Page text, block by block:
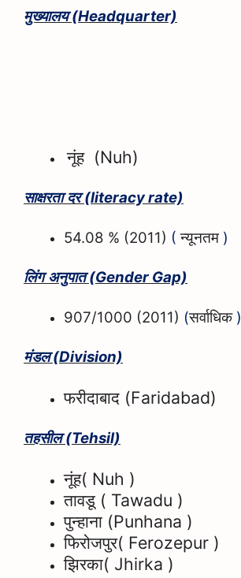
मुख्यालय(Headquarter)
नूंह (Nuh)
साक्षरता दर(literacy rate)
54.08 % (2011) (न्यूनतम )
लिंग अनुपात(Gender Gap)
907/1000 (2011) (सर्वाधिक)
मंडल(Division)
फरीदाबाद (Faridabad)
तहसील(Tehsil)
नूंह( Nuh )
तावडू ( Tawadu )
पुन्हाना (Punhana )
फिरोजपुर( Ferozepur )
झिरका( Jhirka )